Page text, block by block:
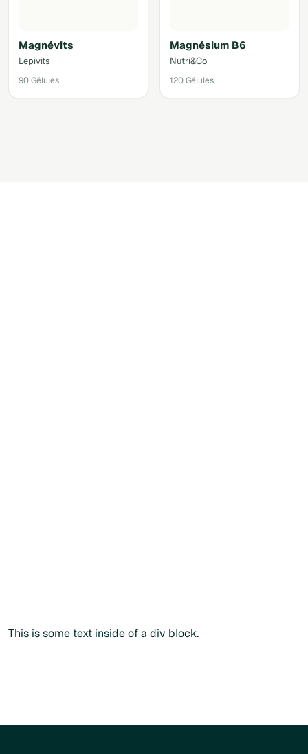
Magnévits
Lepivits
90 Gélules
Magnésium B6
Nutri&Co
120 Gélules
This is some text inside of a div block.